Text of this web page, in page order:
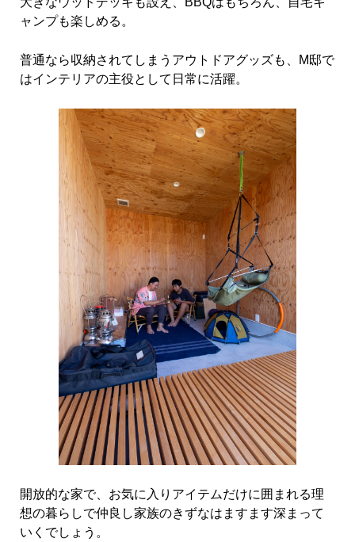
ャンプも楽しめる。
普通なら収納されてしまうアウトドアグッズも、M邸で
はインテリアの主役として日常に活躍。
開放的な家で、お気に入りアイテムだけに囲まれる理
想の暮らしで仲良し家族のきずなはますます深まって
いくでしょう。